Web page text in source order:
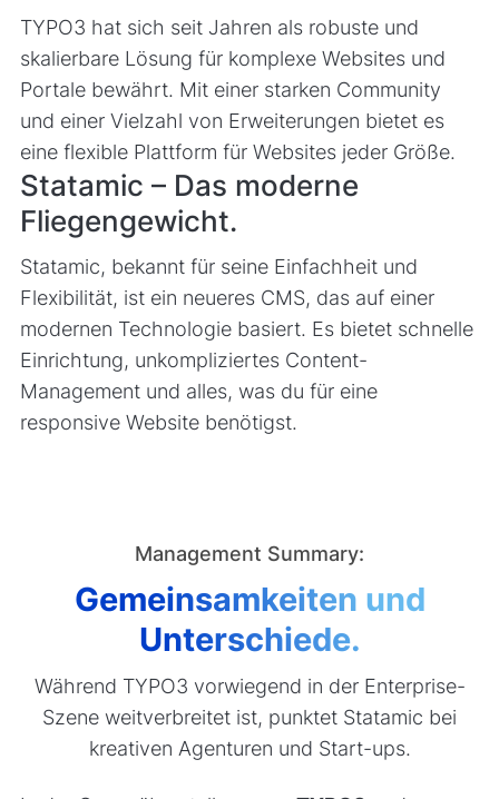
TYPO3 hat sich seit Jahren als robuste und
skalierbare Lösung für komplexe Websites und
Portale bewährt. Mit einer starken Community
und einer Vielzahl von Erweiterungen bietet es
eine flexible Plattform für Websites jeder Größe.
Statamic – Das moderne
Fliegengewicht.
Statamic, bekannt für seine Einfachheit und
Flexibilität, ist ein neueres CMS, das auf einer
modernen Technologie basiert. Es bietet schnelle
Einrichtung, unkompliziertes Content-
Management und alles, was du für eine
responsive Website benötigst.
Management Summary:
Gemeinsamkeiten und
Unterschiede.
Während TYPO3 vorwiegend in der Enterprise-
Szene weitverbreitet ist, punktet Statamic bei
kreativen Agenturen und Start-ups.